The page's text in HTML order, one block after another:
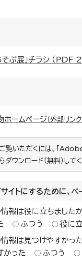
そぶ展」チラシ （PDF
ホームページ （外部リンク
覧いただくには、「
ダウンロード（無料）して
イトにするために、
報は役に立ちました
ふつう 役に
報は見つけやすかっ
かった
ふつう